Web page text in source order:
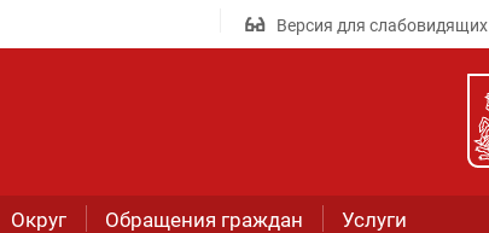
Версия для слабовидящих
Округ Обращения граждан Услуги